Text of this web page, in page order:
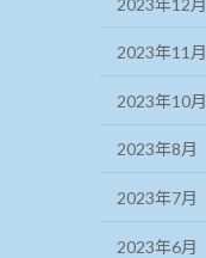
2023年11月
2023年10月
2023年8月
2023年7月
2023年6月